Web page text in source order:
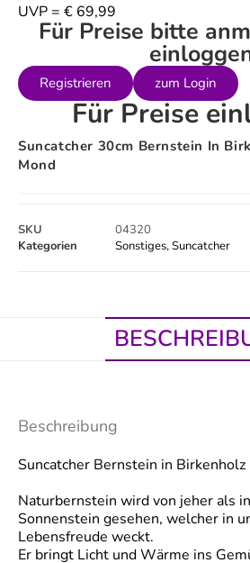
UVP = € 69,99
Für Preise bitte
Registrieren zum Login
Für Preise
Suncatcher 30cm Bernstein In
Mond
SKU
04320
Kategorien
Sonstiges,Suncatcher
Beschreibung
Suncatcher Bernstein in Birkenholz
Naturbernstein wird von jeher als
Sonnenstein gesehen, welcher in
Lebensfreude weckt.
Er bringt Licht und Wärme ins